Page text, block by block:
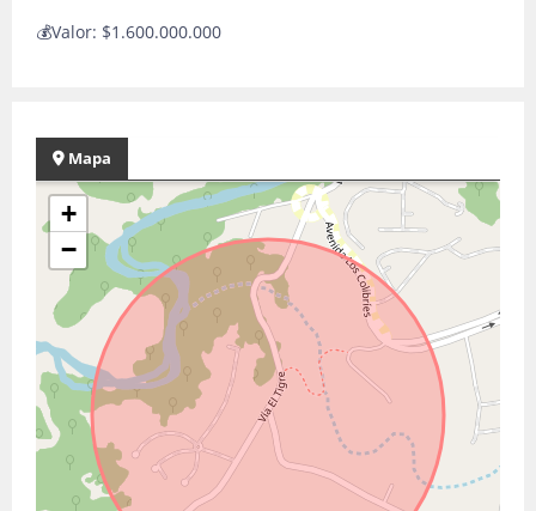
💰Valor: $1.600.000.000
Mapa
+
−